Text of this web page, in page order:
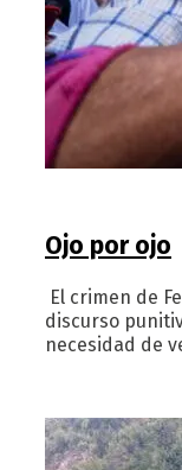
Ojo por ojo
El crimen de
discurso
necesidad de